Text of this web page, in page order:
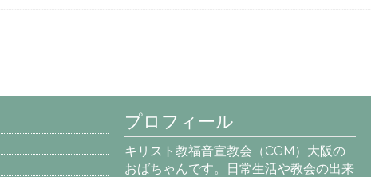
プロフィール
キリスト教福音宣教会（CGM）大阪の
おばちゃんです。日常生活や教会の出来